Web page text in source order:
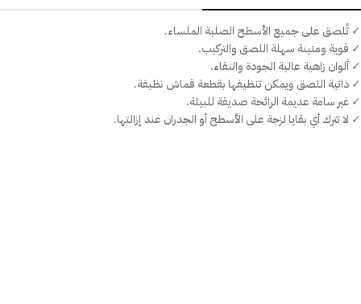
✓ تُلصق على جميع الأسطح الصلبة الملساء.
✓ قوية ومتينة سهلة اللصق والتركيب.
✓ ألوان زاهية عالية الجودة والنقاء.
✓ ذاتية اللصق ويمكن تنظيفها بقطعة قماش نظيفة.
✓ غير سامة عديمة الرائحة صديقة للبيئة.
✓ لا تترك أي بقايا لزجة على الأسطح أو الجدران عند إزالتها.